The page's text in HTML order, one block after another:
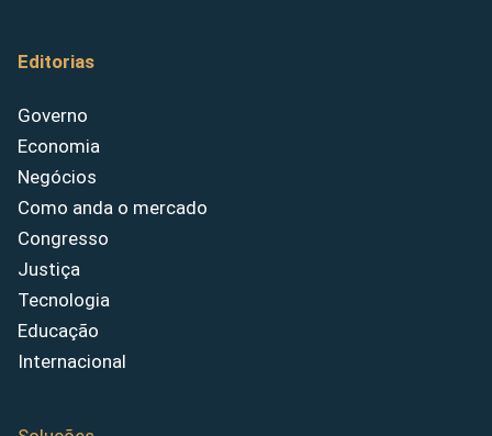
Editorias
Governo
Economia
Negócios
Como anda o mercado
Congresso
Justiça
Tecnologia
Educação
Internacional